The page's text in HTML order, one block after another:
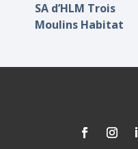
SA d’HLM Trois
Moulins Habitat